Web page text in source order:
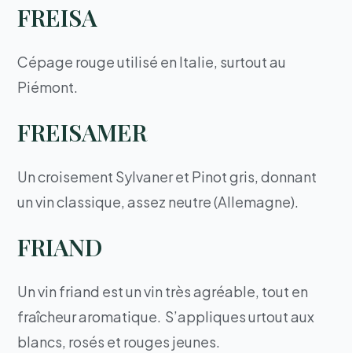
FREISA
Cépage rouge utilisé en Italie, surtout au
Piémont.
FREISAMER
Un croisement Sylvaner et Pinot gris, donnant
un vin classique, assez neutre (Allemagne).
FRIAND
Un vin friand est un vin très agréable, tout en
fraîcheur aromatique. S’appliques urtout aux
blancs, rosés et rouges jeunes.